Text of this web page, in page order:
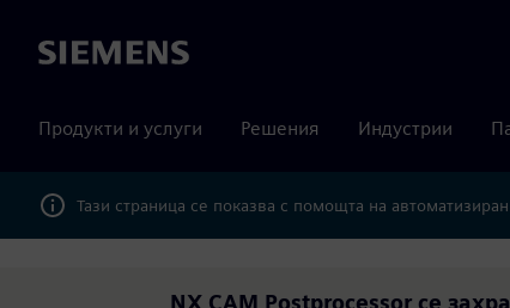
Siemens
Продукти и услуги Решения Индустрии
Тази страница се показва с помощта на
NX CAM Postprocessor се